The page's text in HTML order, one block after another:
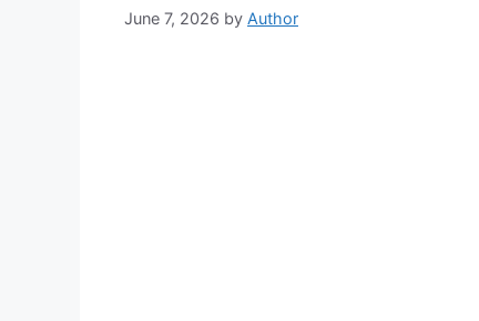
June 7, 2026 by Author